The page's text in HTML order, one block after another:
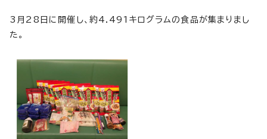
3月28日に開催し、約4.491キログラムの食品が集まりまし
た。